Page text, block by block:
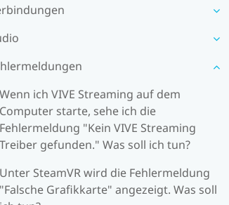
Wenn ich VIVE Streaming auf dem
Computer starte, sehe ich die
Fehlermeldung "Kein VIVE Streaming
Treiber gefunden." Was soll ich tun?
Unter SteamVR wird die Fehlermeldung
"Falsche Grafikkarte" angezeigt. Was soll